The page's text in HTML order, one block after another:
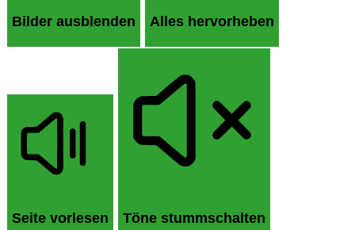
Bilder ausblenden Alles hervorheben
Seite vorlesen Töne stummschalten